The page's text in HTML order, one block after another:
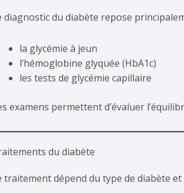
diagnostic du diabète repose
la glycémie à jeun
l’hémoglobine glyquée (HbA1c)
les tests de glycémie capillaire
examens permettent d’évaluer
du diabète
traitement dépend du type de diabète et